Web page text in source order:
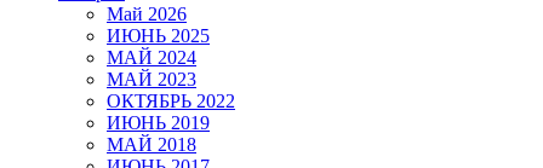
Май 2026
ИЮНЬ 2025
МАЙ 2024
МАЙ 2023
ОКТЯБРЬ 2022
ИЮНЬ 2019
МАЙ 2018